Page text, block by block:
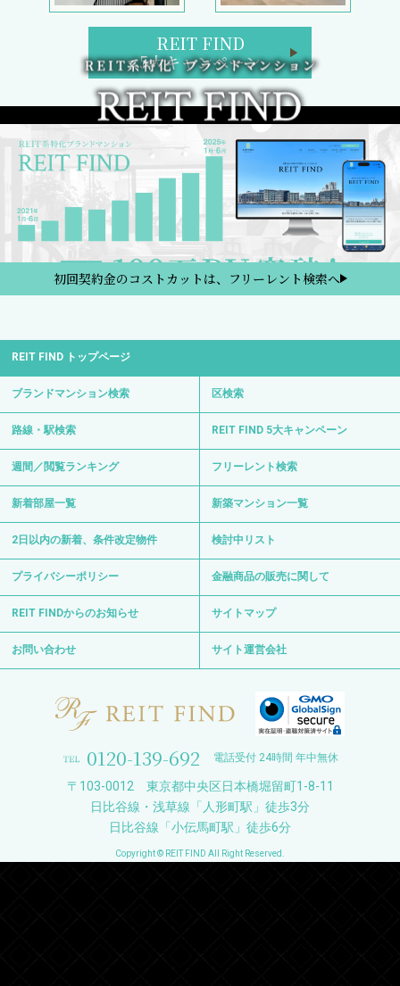
REIT FIND
5大キャンペーン
初回契約金のコストカットは、フリーレント検索へ
REIT FIND トップページ
ブランドマンション検索 区検索
路線・駅検索 REIT FIND 5大キャンペーン
週間／閲覧ランキング フリーレント検索
新着部屋一覧 新築マンション一覧
2日以内の新着、条件改定物件 検討中リスト
プライバシーポリシー 金融商品の販売に関して
REIT FINDからのお知らせ サイトマップ
お問い合わせ サイト運営会社
0120-139-692 電話受付 24時間 年中無休
〒103-0012 東京都中央区日本橋堀留町1-8-11
日比谷線・浅草線「人形町駅」徒歩3分
日比谷線「小伝馬町駅」徒歩6分
Copyright © REIT FIND All Right Reserved.